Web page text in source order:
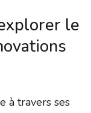
le
à travers ses